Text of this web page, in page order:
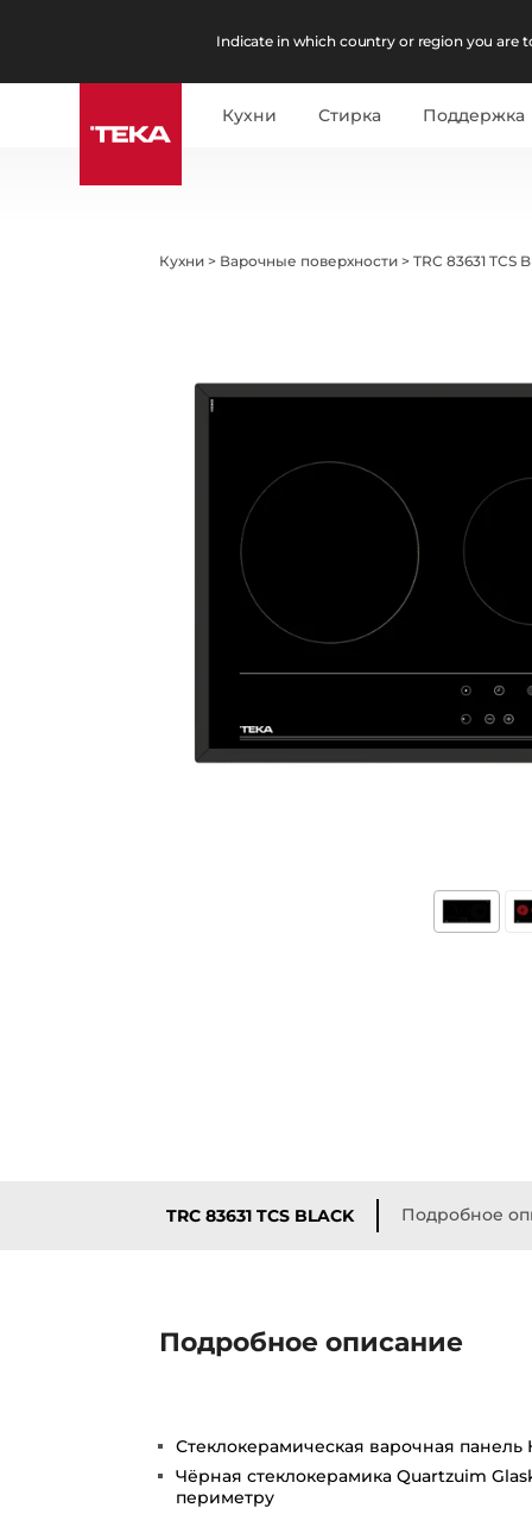
Indicate in which country or region you are
Кухни Стирка Поддержка
Кухни > Варочные поверхности >TRC 83631 TCS
TRC 83631 TCS BLACK Подробное
Подробное описание
Стеклокерамическая варочная
Чёрная стеклокерамика Quartzuim
периметру